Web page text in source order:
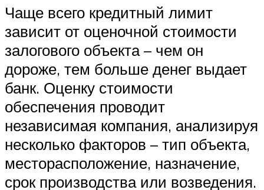
Чаще всего кредитный лимит
зависит от оценочной стоимости
залогового объекта – чем он
дороже, тем больше денег выдает
банк. Оценку стоимости
обеспечения проводит
независимая компания, анализируя
несколько факторов – тип объекта,
месторасположение, назначение,
срок производства или возведения.